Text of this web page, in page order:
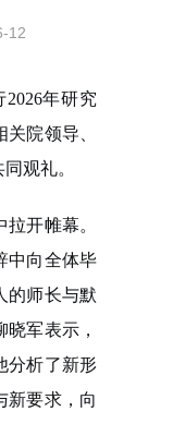
12
年研究
院领导、
观礼。
开帷幕。
中向全体毕
的师长与默
军表示，
分析了新形
新要求，向